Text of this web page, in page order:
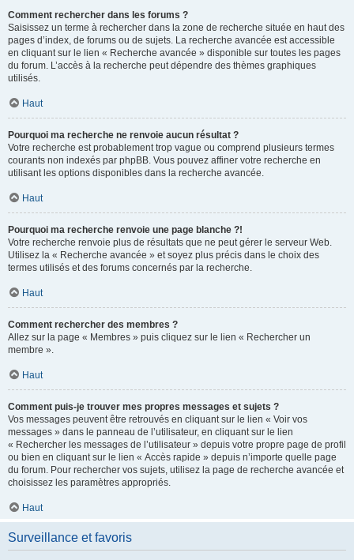
Comment rechercher dans les forums ?
Saisissez un terme à rechercher dans la zone de recherche située en haut des
pages d’index, de forums ou de sujets. La recherche avancée est accessible
en cliquant sur le lien « Recherche avancée » disponible sur toutes les pages
du forum. L’accès à la recherche peut dépendre des thèmes graphiques
utilisés.
Haut
Pourquoi ma recherche ne renvoie aucun résultat ?
Votre recherche est probablement trop vague ou comprend plusieurs termes
courants non indexés par phpBB. Vous pouvez affiner votre recherche en
utilisant les options disponibles dans la recherche avancée.
Haut
Pourquoi ma recherche renvoie une page blanche ?!
Votre recherche renvoie plus de résultats que ne peut gérer le serveur Web.
Utilisez la « Recherche avancée » et soyez plus précis dans le choix des
termes utilisés et des forums concernés par la recherche.
Haut
Comment rechercher des membres ?
Allez sur la page « Membres » puis cliquez sur le lien « Rechercher un
membre ».
Haut
Comment puis-je trouver mes propres messages et sujets ?
Vos messages peuvent être retrouvés en cliquant sur le lien « Voir vos
messages » dans le panneau de l’utilisateur, en cliquant sur le lien
« Rechercher les messages de l’utilisateur » depuis votre propre page de profil
ou bien en cliquant sur le lien « Accès rapide » depuis n’importe quelle page
du forum. Pour rechercher vos sujets, utilisez la page de recherche avancée et
choisissez les paramètres appropriés.
Haut
Surveillance et favoris